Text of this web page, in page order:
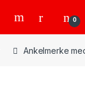
0
Ankelmerke